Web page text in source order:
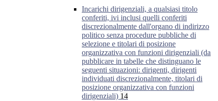
Incarichi dirigenziali, a qualsiasi titolo
conferiti, ivi inclusi quelli conferiti
discrezionalmente dall'organo di indirizzo
politico senza procedure pubbliche di
selezione e titolari di posizione
organizzativa con funzioni dirigenziali (da
pubblicare in tabelle che distinguano le
seguenti situazioni: dirigenti, dirigenti
individuati discrezionalmente, titolari di
posizione organizzativa con funzioni
dirigenziali) 14